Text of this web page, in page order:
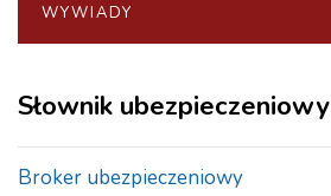
WYWIADY
Słownik ubezpieczeniowy
Broker ubezpieczeniowy